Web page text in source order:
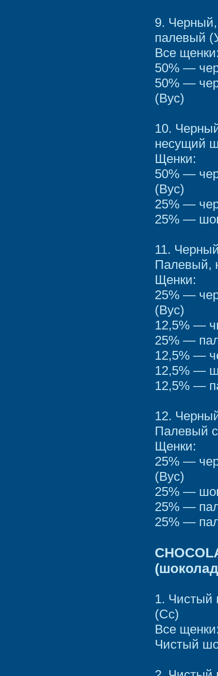
9.
палевый
Все
50% —
50% —
(Вус)
10.
несущий
Щенки:
50% —
(Вус)
25% —
25% —
11.
Палевый,
Щенки:
25% —
(Вус)
12,5% —
25% —
12,5% —
12,5% —
12,5% —
12.
Палевый
Щенки:
25% —
(Вус)
25% —
25% —
25% —
1. Чистый
(Сс)
Все
Чистый